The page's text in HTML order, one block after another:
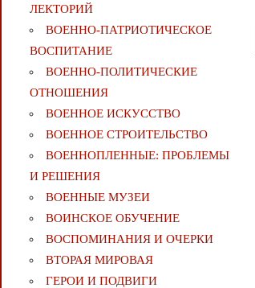
ЛЕКТОРИЙ
ВОЕННО-ПАТРИОТИЧЕСКОЕ
ВОСПИТАНИЕ
ВОЕННО-ПОЛИТИЧЕСКИE
ОТНОШЕНИЯ
ВОЕННОЕ ИСКУССТВО
ВОЕННОЕ СТРОИТЕЛЬСТВО
ВОЕННОПЛЕННЫЕ: ПРОБЛЕМЫ
И РЕШЕНИЯ
ВОЕННЫЕ МУЗЕИ
ВОИНСКОЕ ОБУЧЕНИЕ
ВОСПОМИНАНИЯ И ОЧЕРКИ
ВТОРАЯ МИРОВАЯ
ГЕРОИ И ПОДВИГИ